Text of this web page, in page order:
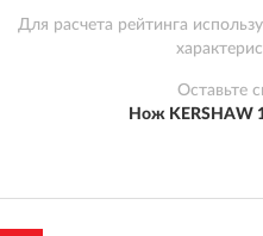
Для расчета рейтинга
Оставьте
Нож KERSHAW